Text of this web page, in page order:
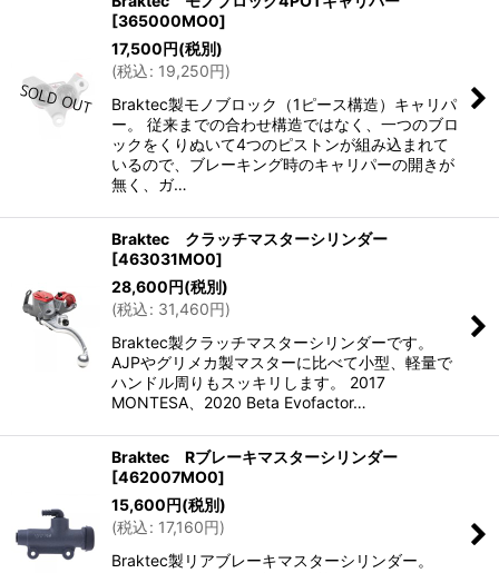
[365000MO0]
17,500円(税別)
(税込: 19,250円)
Braktec製モノブロック（1ピース構造）キャリパ
ー。 従来までの合わせ構造ではなく、一つのブロ
ックをくりぬいて4つのピストンが組み込まれて
いるので、ブレーキング時のキャリパーの開きが
無く、ガ…
Braktec クラッチマスターシリンダー
[463031MO0]
28,600円(税別)
(税込: 31,460円)
Braktec製クラッチマスターシリンダーです。
AJPやグリメカ製マスターに比べて小型、軽量で
ハンドル周りもスッキリします。 2017
MONTESA、2020 Beta Evofactor…
Braktec Rブレーキマスターシリンダー
[462007MO0]
15,600円(税別)
(税込: 17,160円)
Braktec製リアブレーキマスターシリンダー。